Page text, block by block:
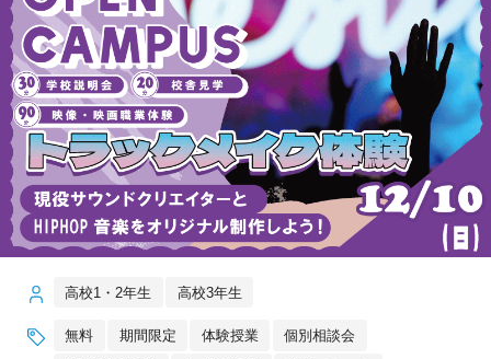
高校1・2年生 高校3年生
無料 期間限定 体験授業 個別相談会